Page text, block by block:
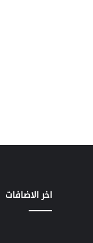
اخر الاضافات